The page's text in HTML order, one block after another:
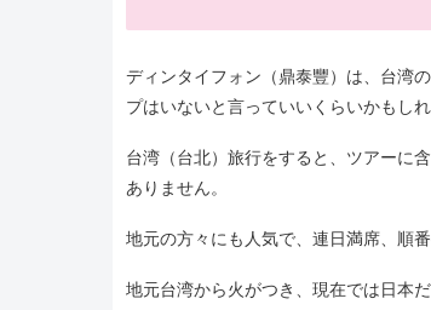
ディンタイフォン（鼎泰豐）は、台湾
プはいないと言っていいくらいかもしれ
台湾（台北）旅行をすると、ツアーに
ありません。
地元の方々にも人気で、連日満席、順
地元台湾から火がつき、現在では日本